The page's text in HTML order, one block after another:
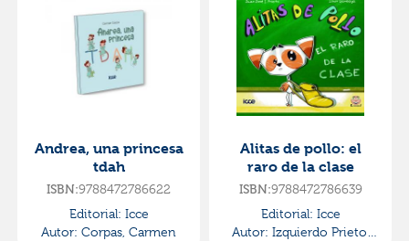
Andrea, una princesa
tdah
ISBN:9788472786622
Editorial: Icce
Autor: Corpas, Carmen
Alitas de pollo: el
raro de la clase
ISBN:9788472786639
Editorial: Icce
Autor: Izquierdo Prieto,